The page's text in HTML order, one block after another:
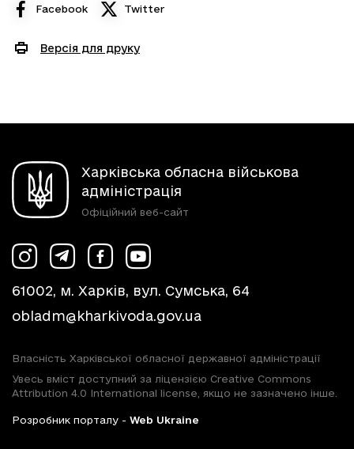
Facebook Twitter
Версія для друку
Харківська обласна військова
адміністрація
Офіційний веб-сайт
61002, м. Харків, вул. Сумська, 64
obladm@kharkivoda.gov.ua
Власність Харківської обласної державної адміністрації
Увесь вміст доступний за ліцензією Creative Commons
Attribution 4.0 International license, якщо не зазначено інше.
Розробник порталу - Web Ukraine